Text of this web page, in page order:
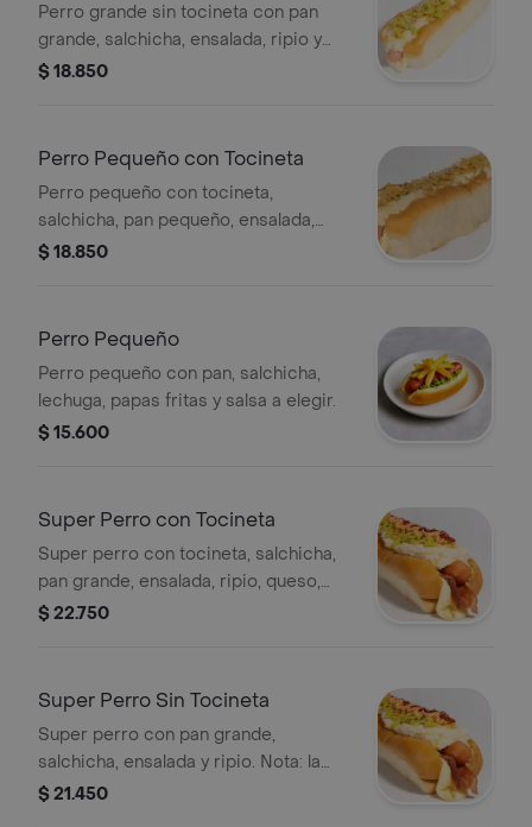
Perro grande sin tocineta con pan
grande, salchicha, ensalada, ripio y
salsa a elegir.
$ 18.850
Perro Pequeño con Tocineta
Perro pequeño con tocineta,
salchicha, pan pequeño, ensalada,
ripio y salsa a elegir.
$ 18.850
Perro Pequeño
Perro pequeño con pan, salchicha,
lechuga, papas fritas y salsa a elegir.
$ 15.600
Super Perro con Tocineta
Super perro con tocineta, salchicha,
pan grande, ensalada, ripio, queso,
salsas de tomate, mayonesa y
$ 22.750
Super Perro Sin Tocineta
Super perro con pan grande,
salchicha, ensalada y ripio. Nota: la
imagen muestra tocineta, pero el
$ 21.450